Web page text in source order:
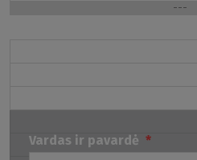
---
Kartu rekomenduojame įsigyti
Vardas ir pavardė *